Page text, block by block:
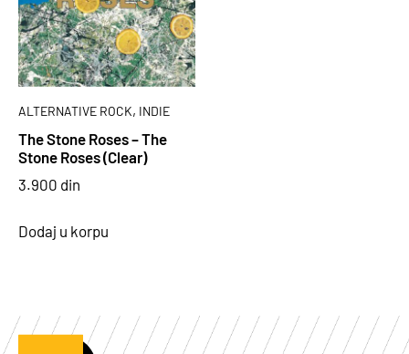
ALTERNATIVE ROCK, INDIE
The Stone Roses – The
Stone Roses (Clear)
3.900 din
Dodaj u korpu